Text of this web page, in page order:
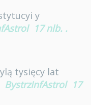
y
17 nlb. .
tysięcy lat
BystrzInfAstrol 17